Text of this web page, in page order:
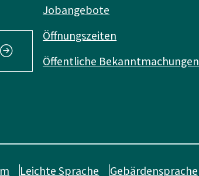
Jobangebote
Öffnungszeiten
Öffentliche Bekanntmachungen
Leichte Sprache Gebärdensprache